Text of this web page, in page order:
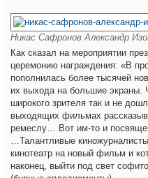
Никас Сафронов Александр
Как сказал на мероприятии
церемонию награждения: «В
пополнилась более тысячей
их выхода на большие экраны.
широкого зрителя так и не
выходящих фильмах
ремеслу… Вот им-то и
…Талантливые
кинотеатр на новый фильм и
наконец, выйти под свет